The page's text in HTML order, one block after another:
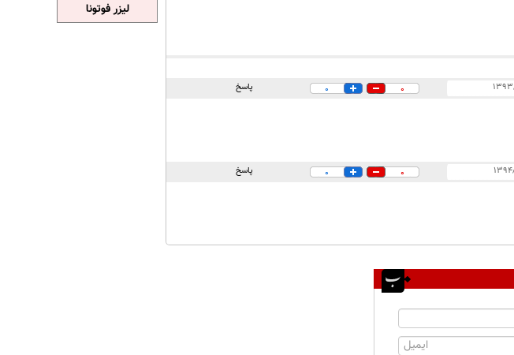
0
0 پاسخ
0
0 پاسخ
لیزر فوتونا